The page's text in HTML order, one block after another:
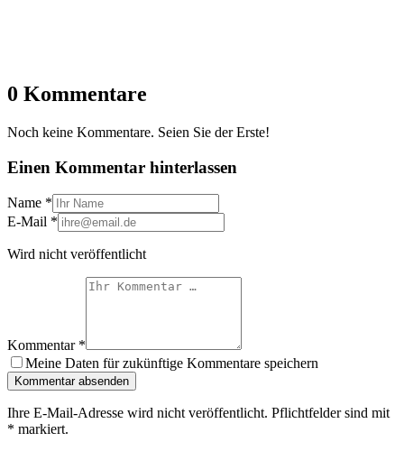
0 Kommentare
Noch keine Kommentare. Seien Sie der Erste!
Einen Kommentar hinterlassen
Name *
E-Mail *
Wird nicht veröffentlicht
Kommentar *
Meine Daten für zukünftige Kommentare speichern
Kommentar absenden
Ihre E-Mail-Adresse wird nicht veröffentlicht. Pflichtfelder sind mit
* markiert.